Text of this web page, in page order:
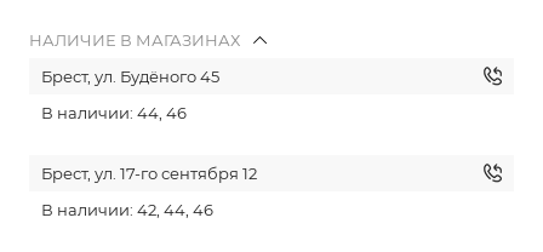
НАЛИЧИЕ В МАГАЗИНАХ
Брест, ул. Будёного 45
В наличии: 44, 46
Брест, ул. 17-го сентября 12
В наличии: 42, 44, 46